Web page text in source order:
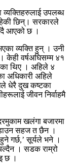
उपलब्ध
छिन्। सरकारले
आएको छ ।
व्यक्ति हुन् । उनी
केही वर्षअघिसम्म ४१
थिए । अहिले ४
अधिकारी अहिले
धेरै दुख कष्टका
जीवन निर्वाहमै
खलंगा बजारमा
सहज त छैन ।
गर्छ,’ सूर्यले भने ।
। सडक राम्रो
छ ।